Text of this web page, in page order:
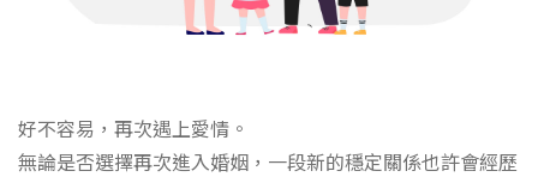
好不容易，再次遇上愛情。
無論是否選擇再次進入婚姻，一段新的穩定關係也許會經歷